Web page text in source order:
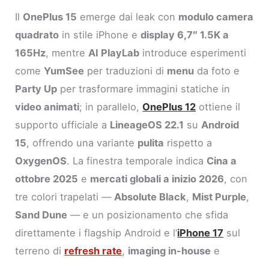
Il OnePlus 15 emerge dai leak con modulo camera
quadrato in stile iPhone edisplay 6,7″ 1.5K a
165Hz, mentreAI PlayLab introduce esperimenti
comeYumSee per traduzioni di menu da foto e
Party Up per trasformare immagini statiche in
video animati; in parallelo, OnePlus 12 ottiene il
supporto ufficiale a LineageOS 22.1 suAndroid
15, offrendo una variante pulita rispetto a
OxygenOS. La finestra temporale indica Cina a
ottobre 2025 e mercati globali a inizio 2026, con
tre colori trapelati —Absolute Black, Mist Purple,
Sand Dune — e un posizionamento che sfida
direttamente i flagship Android e l’iPhone 17 sul
terreno di refresh rate, imaging in-house e